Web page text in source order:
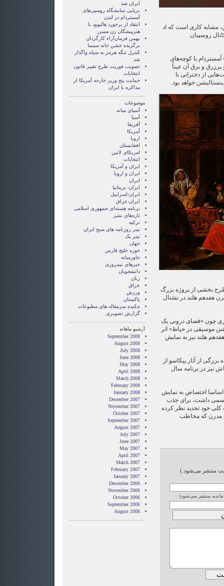
مشابه کاری است که اد
روسپیان
آمستردام با کوچه‌های
و برق آن عیناً
از دخترانی با
خواهد بود.
طرح بخشی از پروژه بزرگ
هفدهم هلند در نشنال
چون «فضای درونی یک
موسیقی در حیاط» اثر
هلند نیز به نمایش
بزرگی از آثار پیکاسو از
نیز در برنامه سال
اختصاص به نمایش
داشت، برای جذب
کلی خود تجدید نظر کرده
مدرن که مخاطب
منتشر می‌شود.)
مانده، منتشر نمی‌شود)
ایران شد
برپایی نمایشگاه روسپی‌های
آمستردام در لندن
انتقاد از برخورد هاليوود با
هنرپیشگان زن مسن
بهمن فرمان‌آراء کارگردان
برگزیده جشن خانه سینما
کنترل تنگه هرمز به سپاه واگذار
شد
تصویب فوریت طرح تغییر قاتون
انتخابات
حمایت پنج وزیر خارجه آمریکا از
مذاکره با ایران
موضوعات
آسيای ميانه
آسیا
آفریقا
آمریکا
اروپا
افغانستان
امریکای لاتین
انتخابات
ايران و آمريکا
ايران و اروپا
ایران
ایران- بریتانیا
ایران-اسراییل
ایران-عراق
برنامه هسته‌ای جمهوری اسلامی
تازه‌های نشر
ترکیه
تیتر روزنامه های صبح ایران
تیتر یک
جهان
حوزه خلیج فارس
خاورمیانه
خبرهای نیمروزی
دانشجویان
زنان
عراق
ورزش
پاکستان
چکیده سرمقاله های مطبوعات
گزارش تصويری
آرشیو ماهانه
September 2008
August 2008
July 2008
June 2008
May 2008
April 2008
March 2008
February 2008
January 2008
December 2007
November 2007
October 2007
September 2007
August 2007
July 2007
June 2007
May 2007
April 2007
March 2007
February 2007
January 2007
December 2006
November 2006
October 2006
September 2006
August 2006